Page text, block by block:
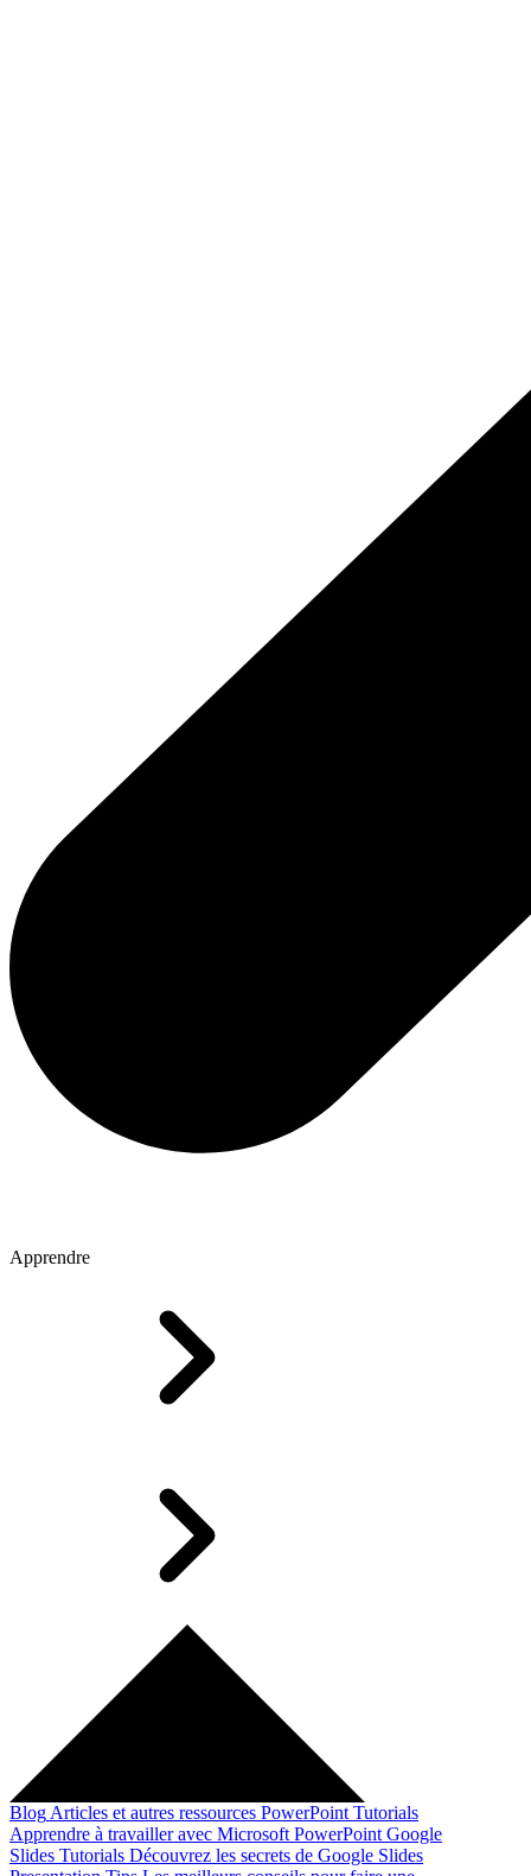
Apprendre
Blog Articles et autres ressources PowerPoint Tutorials
Apprendre à travailler avec Microsoft PowerPoint Google
Slides Tutorials Découvrez les secrets de Google Slides